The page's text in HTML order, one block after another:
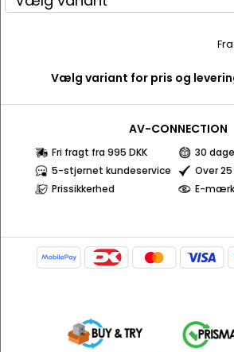
Fra
Vælg variant for pris og
AV-CONNECTION
Fri fragt fra 995 DKK
30
5-stjernet kundeservice
Over
Prissikkerhed
E-